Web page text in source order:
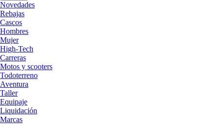
Novedades
Rebajas
Cascos
Hombres
Mujer
High-Tech
Carreras
Motos y scooters
Todoterreno
Aventura
Taller
Equipaje
Liquidación
Marcas